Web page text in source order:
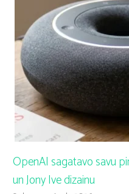
OpenAI sagatavo savu
un Jony Ive dizainu